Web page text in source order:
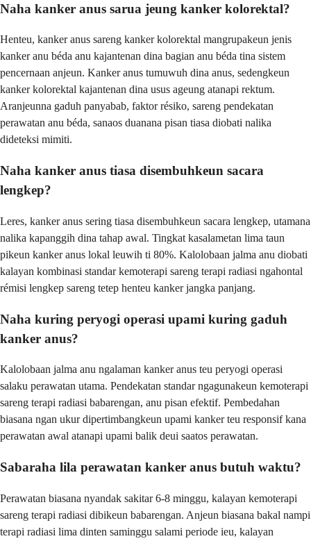
Naha kanker anus sarua jeung kanker kolorektal?
Henteu, kanker anus sareng kanker kolorektal mangrupakeun jenis
kanker anu béda anu kajantenan dina bagian anu béda tina sistem
pencernaan anjeun. Kanker anus tumuwuh dina anus, sedengkeun
kanker kolorektal kajantenan dina usus ageung atanapi rektum.
Aranjeunna gaduh panyabab, faktor résiko, sareng pendekatan
perawatan anu béda, sanaos duanana pisan tiasa diobati nalika
dideteksi mimiti.
Naha kanker anus tiasa disembuhkeun sacara
lengkep?
Leres, kanker anus sering tiasa disembuhkeun sacara lengkep, utamana
nalika kapanggih dina tahap awal. Tingkat kasalametan lima taun
pikeun kanker anus lokal leuwih ti 80%. Kalolobaan jalma anu diobati
kalayan kombinasi standar kemoterapi sareng terapi radiasi ngahontal
rémisi lengkep sareng tetep henteu kanker jangka panjang.
Naha kuring peryogi operasi upami kuring gaduh
kanker anus?
Kalolobaan jalma anu ngalaman kanker anus teu peryogi operasi
salaku perawatan utama. Pendekatan standar ngagunakeun kemoterapi
sareng terapi radiasi babarengan, anu pisan efektif. Pembedahan
biasana ngan ukur dipertimbangkeun upami kanker teu responsif kana
perawatan awal atanapi upami balik deui saatos perawatan.
Sabaraha lila perawatan kanker anus butuh waktu?
Perawatan biasana nyandak sakitar 6-8 minggu, kalayan kemoterapi
sareng terapi radiasi dibikeun babarengan. Anjeun biasana bakal nampi
terapi radiasi lima dinten saminggu salami periode ieu, kalayan